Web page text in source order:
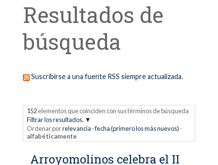
Resultados de
búsqueda
Suscribirse a una fuente RSS siempre actualizada.
152elementos que coinciden con sus términos de búsqueda
Filtrar los resultados.
Ordenar porrelevancia ·fecha (primero los más nuevos) ·
alfabéticamente
Arroyomolinos celebra el II